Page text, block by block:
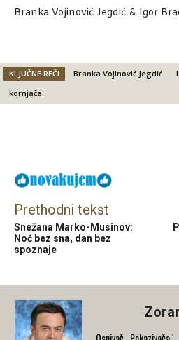
Branka Vojinović Jegdić & Igor
KLJUČNE REČI Branka Vojinović Jegdić
kornjača
Prethodni tekst
Snežana Marko-Musinov:
Noć bez sna, dan bez
spoznaje